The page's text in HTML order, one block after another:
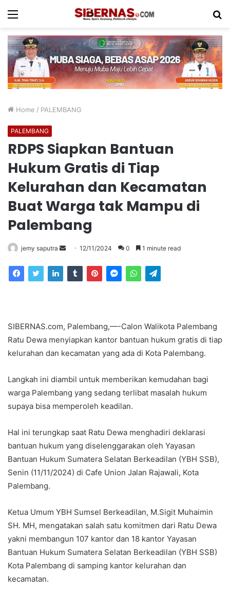
Menu
Home / PALEMBANG
PALEMBANG
RDPS Siapkan Bantuan
Hukum Gratis di Tiap
Kelurahan dan Kecamatan
Buat Warga tak Mampu di
Palembang
jemy saputra
Send
email
12/11/2024 0 1 minute read
SIBERNAS.com, Palembang,—-Calon Walikota Palembang
Ratu Dewa menyiapkan kantor bantuan hukum gratis di tiap
kelurahan dan kecamatan yang ada di Kota Palembang.
Langkah ini diambil untuk memberikan kemudahan bagi
warga Palembang yang sedang terlibat masalah hukum
supaya bisa memperoleh keadilan.
Hal ini terungkap saat Ratu Dewa menghadiri deklarasi
bantuan hukum yang diselenggarakan oleh Yayasan
Bantuan Hukum Sumatera Selatan Berkeadilan (YBH SSB),
Senin (11/11/2024) di Cafe Union Jalan Rajawali, Kota
Palembang.
Ketua Umum YBH Sumsel Berkeadilan, M.Sigit Muhaimin
SH. MH, mengatakan salah satu komitmen dari Ratu Dewa
yakni membangun 107 kantor dan 18 kantor Yayasan
Bantuan Hukum Sumatera Selatan Berkeadilan (YBH SSB)
Kota Palembang di samping kantor kelurahan dan
kecamatan.